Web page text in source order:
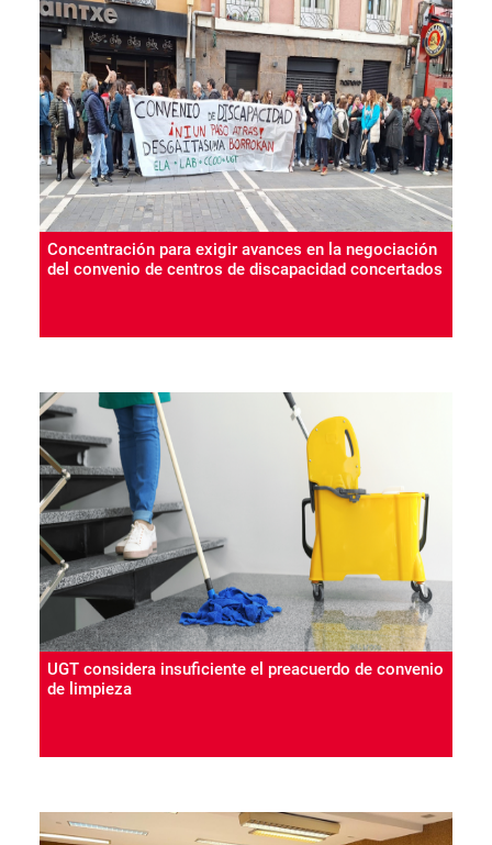
Concentración para exigir avances en la negociación
del convenio de centros de discapacidad concertados
UGT considera insuficiente el preacuerdo de convenio
de limpieza